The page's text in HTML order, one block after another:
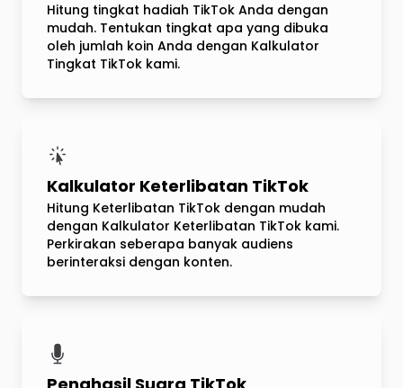
Hitung tingkat hadiah TikTok Anda dengan
mudah. Tentukan tingkat apa yang dibuka
oleh jumlah koin Anda dengan Kalkulator
Tingkat TikTok kami.
Kalkulator Keterlibatan TikTok
Hitung Keterlibatan TikTok dengan mudah
dengan Kalkulator Keterlibatan TikTok kami.
Perkirakan seberapa banyak audiens
berinteraksi dengan konten.